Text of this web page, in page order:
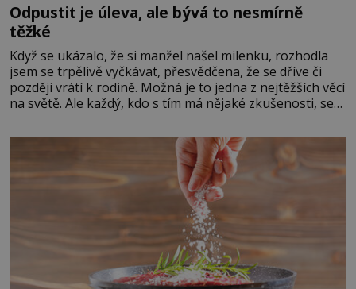
Odpustit je úleva, ale bývá to nesmírně
těžké
Když se ukázalo, že si manžel našel milenku, rozhodla
jsem se trpělivě vyčkávat, přesvědčena, že se dříve či
později vrátí k rodině. Možná je to jedna z nejtěžších věcí
na světě. Ale každý, kdo s tím má nějaké zkušenosti, se
Když se ke mně doneslo, že si manžel pořídil milenku,